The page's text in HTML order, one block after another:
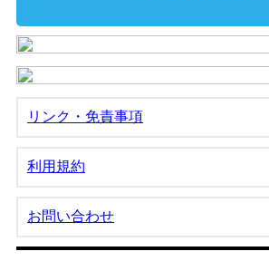
リンク・免責事項
利用規約
お問い合わせ